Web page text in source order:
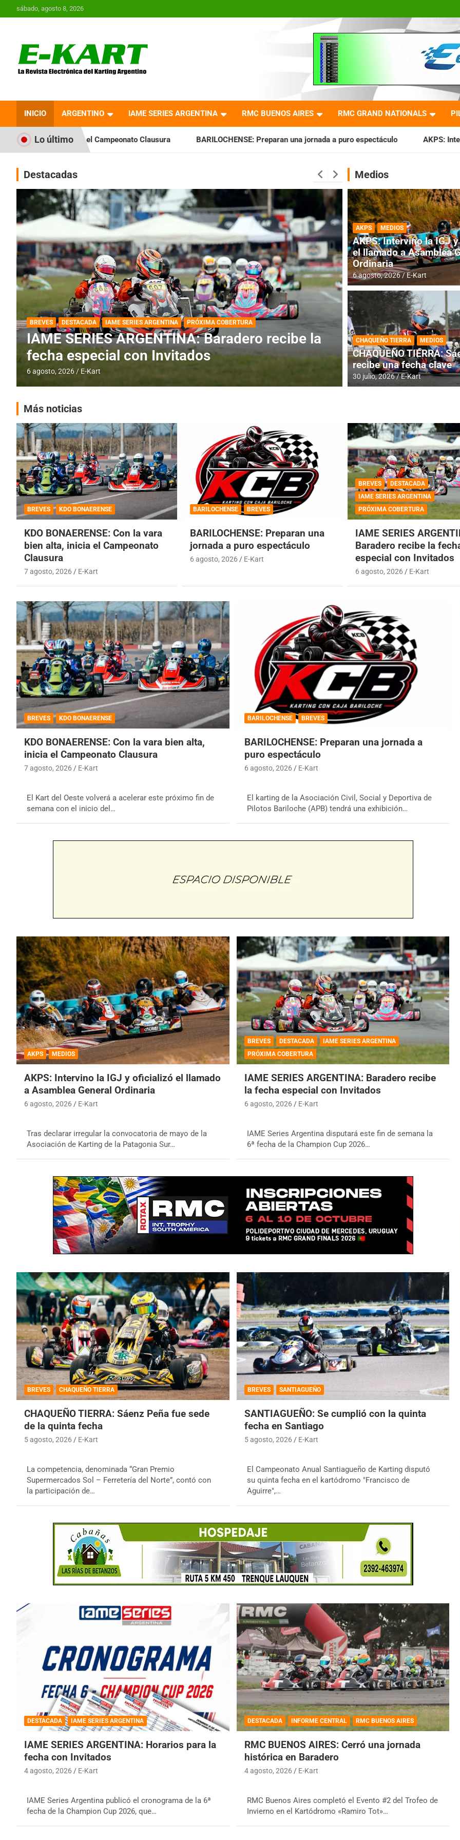
al
sábado, agosto 8, 2026
Revista Electrónica del
Karting en Argentina
INICIO ARGENTINO IAME SERIES ARGENTINA RMC BUENOS AIRES RMC GRAND NATIONALS
Lo último
el Campeonato Clausura BARILOCHENSE: Preparan una jornada a puro espectáculo AKPS: Intervino la IGJ y oficializó
Destacadas
DESTACADA IAME SERIES ARGENTINA
IAME SERIES ARGENTINA: Horarios para la
fecha con Invitados
4 agosto, 2026 E-Kart
DESTACADA INFORME CENTRAL
RMC BUENOS
histórica en
4 agosto, 2026 E-Kart
Medios
AKPS MEDIOS
AKPS: Intervino la IGJ
el llamado a Asamblea
Ordinaria
6 agosto, 2026 E-Kart
CHAQUEÑO TIERRA MEDIOS
CHAQUEÑO TIERRA:
recibe una fecha clave
30 julio, 2026 E-Kart
Más noticias
BREVES KDO BONAERENSE
KDO BONAERENSE: Con la vara
bien alta, inicia el Campeonato
Clausura
7 agosto, 2026 E-Kart
BARILOCHENSE BREVES
BARILOCHENSE: Preparan una
jornada a puro espectáculo
6 agosto, 2026 E-Kart
BREVES
DESTACADA
IAME SERIES ARGENTINA
PRÓXIMA COBERTURA
IAME SERIES
Baradero recibe la
especial con Invitados
6 agosto, 2026 E-Kart
BREVES KDO BONAERENSE
KDO BONAERENSE: Con la vara bien alta,
inicia el Campeonato Clausura
7 agosto, 2026 E-Kart
El Kart del Oeste volverá a acelerar este próximo fin de
semana con el inicio del…
BARILOCHENSE BREVES
BARILOCHENSE: Preparan una jornada a
puro espectáculo
6 agosto, 2026 E-Kart
El karting de la Asociación Civil, Social y Deportiva de
Pilotos Bariloche (APB) tendrá una exhibición…
AKPS MEDIOS
AKPS: Intervino la IGJ y oficializó el llamado
a Asamblea General Ordinaria
6 agosto, 2026 E-Kart
Tras declarar irregular la convocatoria de mayo de la
Asociación de Karting de la Patagonia Sur…
BREVES DESTACADA
IAME SERIES ARGENTINA
PRÓXIMA COBERTURA
IAME SERIES ARGENTINA: Baradero recibe
la fecha especial con Invitados
6 agosto, 2026 E-Kart
IAME Series Argentina disputará este fin de semana la
6ª fecha de la Champion Cup 2026…
BREVES CHAQUEÑO TIERRA
CHAQUEÑO TIERRA: Sáenz Peña fue sede
de la quinta fecha
5 agosto, 2026 E-Kart
La competencia, denominada “Gran Premio
Supermercados Sol – Ferretería del Norte”, contó con
la participación de…
BREVES SANTIAGUEÑO
SANTIAGUEÑO: Se cumplió con la quinta
fecha en Santiago
5 agosto, 2026 E-Kart
El Campeonato Anual Santiagueño de Karting disputó
su quinta fecha en el kartódromo "Francisco de
Aguirre",…
DESTACADA IAME SERIES ARGENTINA
IAME SERIES ARGENTINA: Horarios para la
fecha con Invitados
4 agosto, 2026 E-Kart
IAME Series Argentina publicó el cronograma de la 6ª
fecha de la Champion Cup 2026, que…
DESTACADA INFORME CENTRAL RMC BUENOS AIRES
RMC BUENOS AIRES: Cerró una jornada
histórica en Baradero
4 agosto, 2026 E-Kart
RMC Buenos Aires completó el Evento #2 del Trofeo de
Invierno en el Kartódromo «Ramiro Tot»…